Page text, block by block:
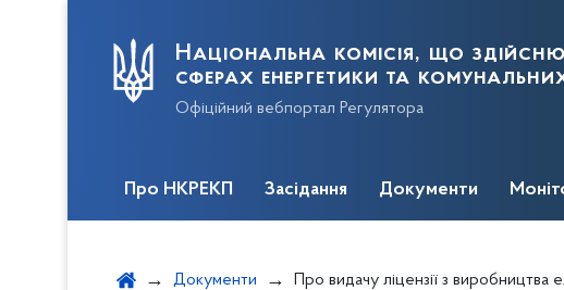
Національна комісія, що
сферах енергетики та
Офіційний вебпортал Регулятора
Про НКРЕКП Засідання Документи
Документи Про видачу ліцензії з виробництва електричної енергії ТОВ